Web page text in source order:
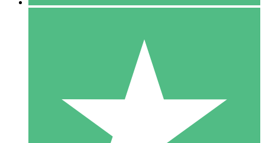
US$1500
10 Download
20